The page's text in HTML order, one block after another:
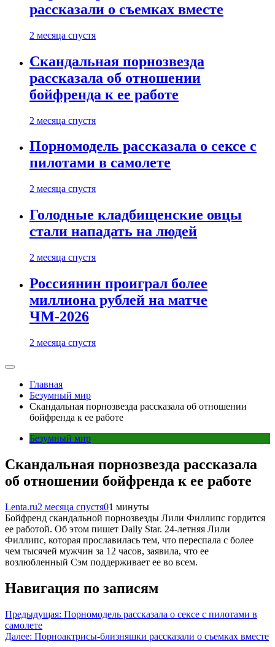
рассказали о съемках вместе
2 месяца спустя
Скандальная порнозвезда
рассказала об отношении
бойфренда к ее работе
2 месяца спустя
Порномодель рассказала о сексе с
пилотами в самолете
2 месяца спустя
Голодные кладбищенские овцы
стали нападать на людей
2 месяца спустя
Россиянин проиграл более
миллиона рублей на матче
ЧМ-2026
2 месяца спустя
Главная
Безумный мир
Скандальная порнозвезда рассказала об отношении
бойфренда к ее работе
Безумный мир
Скандальная порнозвезда рассказала
об отношении бойфренда к ее работе
Lenta.ru2 месяца спустя01 минуты
Бойфренд скандальной порнозвезды Лили Филлипс гордится
ее работой. Об этом пишет Daily Star. 24-летняя Лили
Филлипс, которая прославилась тем, что переспала с более
чем тысячей мужчин за 12 часов, заявила, что ее
возлюбленный Сэм поддерживает ее во всем.
Навигация по записям
Предыдущая: Порномодель рассказала о сексе с пилотами в
самолете
Далее: Порноактрисы-близняшки рассказали о съемках вместе